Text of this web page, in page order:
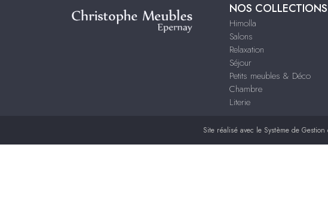
NOS COLLECTIONS
Himolla
Salons
Relaxation
Séjour
Petits meubles & Déco
Chambre
Literie
Site réalisé avec le Système de